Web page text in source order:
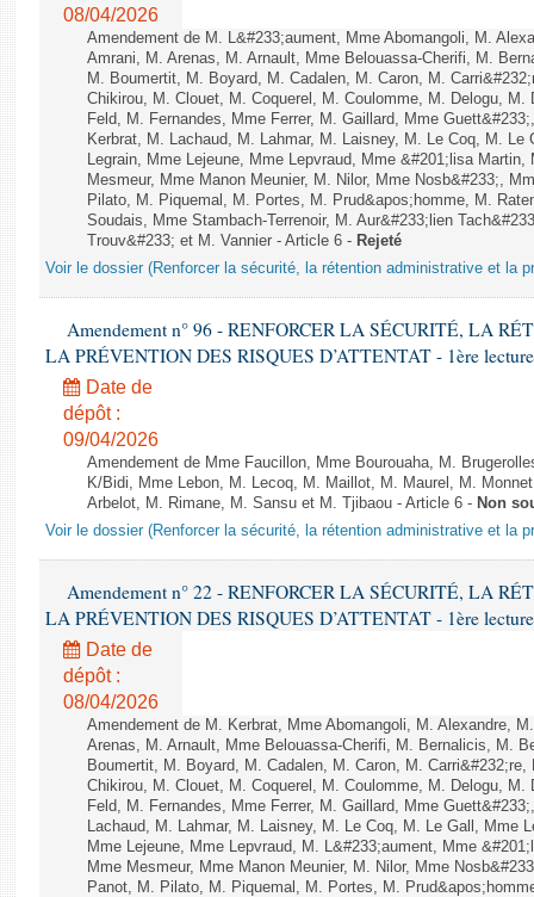
08/04/2026
Amendement de M. L&#233;aument, Mme Abomangoli, M.
Amrani, M. Arenas, M. Arnault, Mme Belouassa-Cherifi, M.
M. Boumertit, M. Boyard, M. Cadalen, M. Caron, M.
Chikirou, M. Clouet, M. Coquerel, M. Coulomme, M. Delogu, M.
Feld, M. Fernandes, Mme Ferrer, M. Gaillard, Mme
Kerbrat, M. Lachaud, M. Lahmar, M. Laisney, M. Le Coq, M. Le
Legrain, Mme Lejeune, Mme Lepvraud, Mme &#201;lisa
Mesmeur, Mme Manon Meunier, M. Nilor, Mme Nosb&#233;,
Pilato, M. Piquemal, M. Portes, M. Prud&apos;homme, M.
Soudais, Mme Stambach-Terrenoir, M. Aur&#233;lien
Trouv&#233; et M. Vannier - Article 6 - Rejeté
Voir le dossier (Renforcer la sécurité, la rétention administrative et la
Amendement n° 96 - RENFORCER LA SÉCURITÉ, LA
LA PRÉVENTION DES RISQUES D’ATTENTAT - 1ère lecture
Date de
dépôt :
09/04/2026
Amendement de Mme Faucillon, Mme Bourouaha, M.
K/Bidi, Mme Lebon, M. Lecoq, M. Maillot, M. Maurel, M.
Arbelot, M. Rimane, M. Sansu et M. Tjibaou - Article 6 - Non
Voir le dossier (Renforcer la sécurité, la rétention administrative et la
Amendement n° 22 - RENFORCER LA SÉCURITÉ, LA
LA PRÉVENTION DES RISQUES D’ATTENTAT - 1ère lecture
Date de
dépôt :
08/04/2026
Amendement de M. Kerbrat, Mme Abomangoli, M. Alexandre,
Arenas, M. Arnault, Mme Belouassa-Cherifi, M. Bernalicis, M.
Boumertit, M. Boyard, M. Cadalen, M. Caron, M.
Chikirou, M. Clouet, M. Coquerel, M. Coulomme, M. Delogu, M.
Feld, M. Fernandes, Mme Ferrer, M. Gaillard, Mme
Lachaud, M. Lahmar, M. Laisney, M. Le Coq, M. Le Gall, Mme
Mme Lejeune, Mme Lepvraud, M. L&#233;aument, Mme
Mme Mesmeur, Mme Manon Meunier, M. Nilor, Mme
Panot, M. Pilato, M. Piquemal, M. Portes, M.